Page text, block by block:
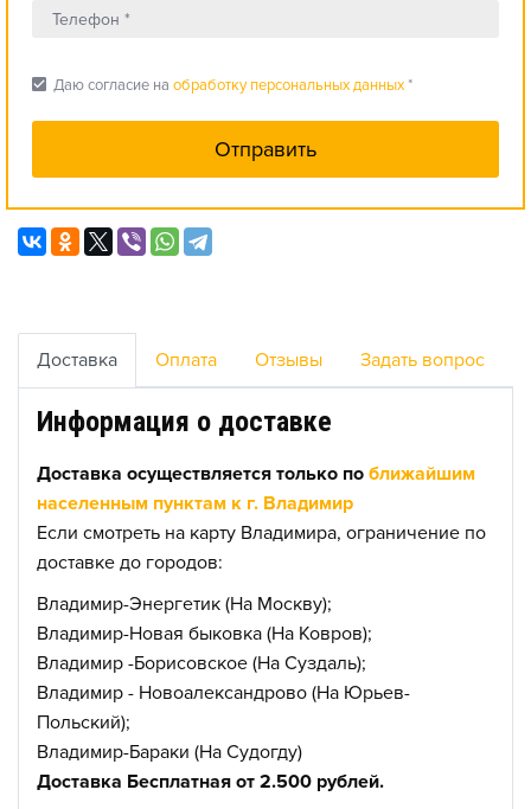
check_box Даю согласие на обработку персональных данных*
Доставка Оплата Отзывы Задать вопрос
Информация о доставке
Доставка осуществляется только по ближайшим
населенным пунктам к г. Владимир
Если смотреть на карту Владимира, ограничение по
доставке до городов:
Владимир-Энергетик (На Москву);
Владимир-Новая быковка (На Ковров);
Владимир -Борисовское (На Суздаль);
Владимир - Новоалександрово (На Юрьев-
Польский);
Владимир-Бараки (На Судогду)
Доставка Бесплатная от 2.500 рублей.